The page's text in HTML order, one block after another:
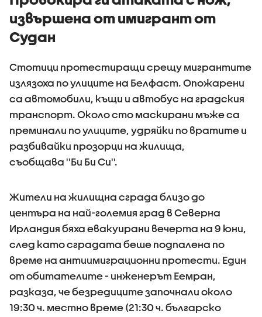
извършена от имигрант от
Судан
Стотици протестиращи срещу мигрантите
излязоха по улиците на Белфаст. Опожарени
са автомобили, къщи и автобус на градския
транспорт. Около сто маскирани мъже са
преминали по улиците, удряйки по вратите и
разбивайки прозорци на жилища,
съобщава ''Би Би Си''.
Жители на жилищна сграда близо до
центъра на най-големия град в Северна
Ирландия бяха евакуирани вечерта на 9 юни,
след като сградата беше подпалена по
време на антиимиграционни протести. Един
от обитателите - инженерът Еемран,
разказа, че безредиците започнали около
19:30 ч. местно време (21:30 ч. българско